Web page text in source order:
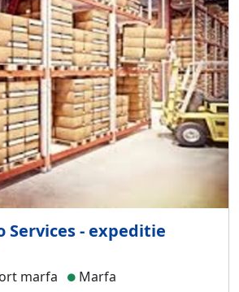
Services - expeditie
marfa
Marfa